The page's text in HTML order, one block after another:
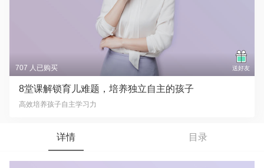
707 人已购买 送好友
8堂课解锁育儿难题，培养独立自主的孩子
高效培养孩子自主学习力
详情 目录